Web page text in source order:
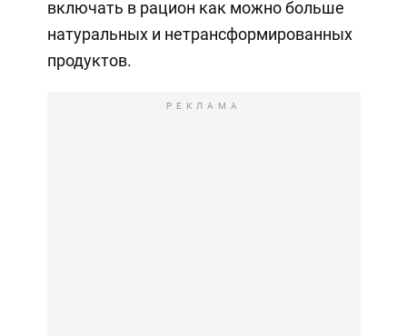
включать в рацион как можно больше
натуральных и нетрансформированных
продуктов.
РЕКЛАМА